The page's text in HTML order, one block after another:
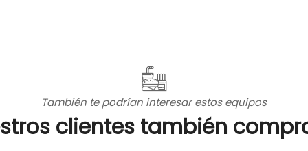
También te podrían interesar estos equipos
clientes también